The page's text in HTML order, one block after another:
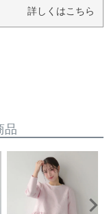
詳しくはこちら
品